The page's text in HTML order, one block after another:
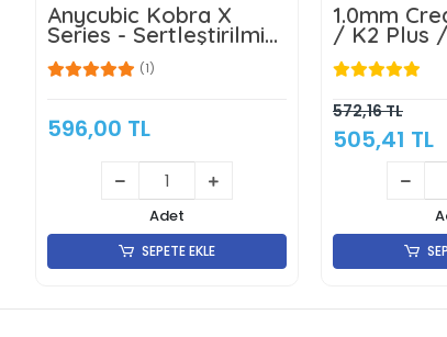
Anycubic Kobra X
Series - Sertleştirilmiş
Çelik Nozzle 0.4mm -
KLON (1)
596,00 TL
Adet
SEPETE EKLE
1.0mm
/ K2 Plus
Quick
Klon
572,16 TL
505,41 TL